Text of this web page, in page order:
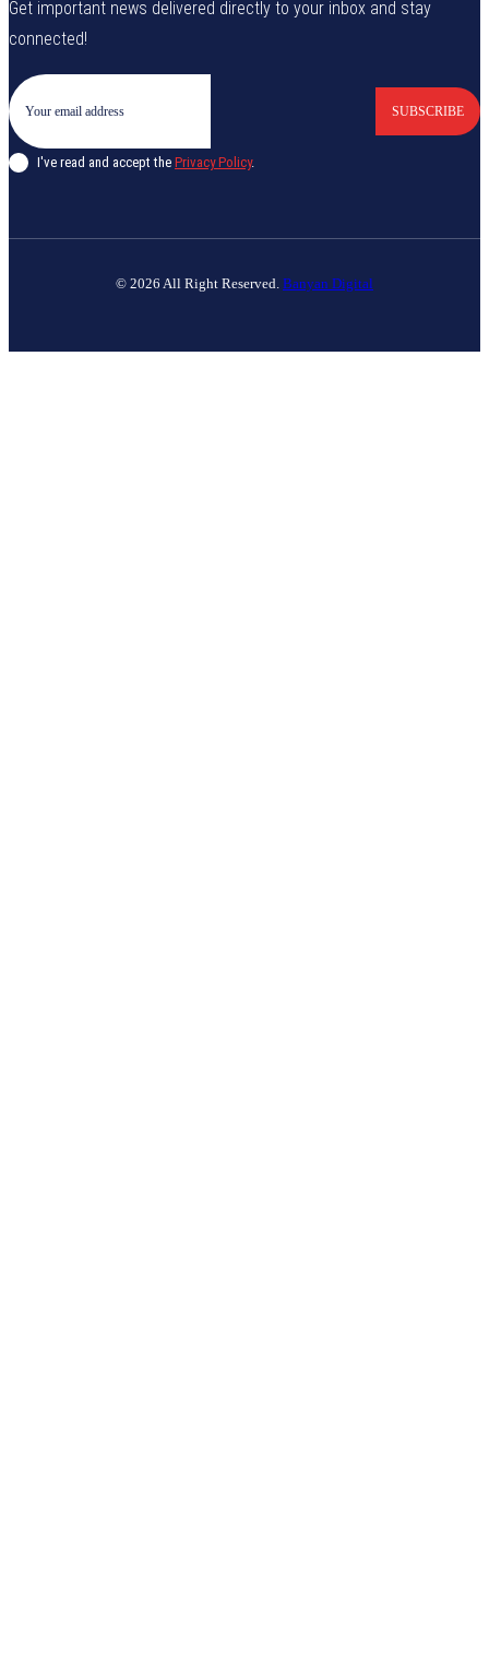
Get important news delivered directly to your inbox and stay
connected!
SUBSCRIBE
I've read and accept the Privacy Policy.
© 2026 All Right Reserved. Banyan Digital